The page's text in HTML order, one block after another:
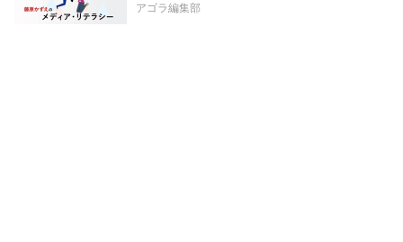
アゴラ編集部